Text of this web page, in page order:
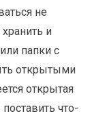
не
и
папки с
открытыми
открытая
что-